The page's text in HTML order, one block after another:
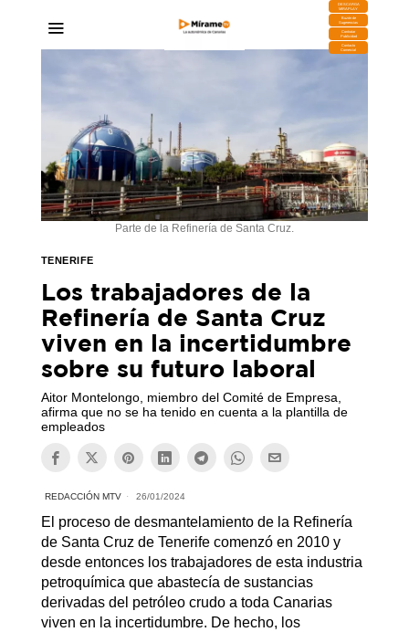
DESCARGA
MIRAPLAY
Buzón de
Sugerencias
Contratar
Publicidad
Contacto
Comercial
Parte de la Refinería de Santa Cruz.
TENERIFE
Los trabajadores de la
Refinería de Santa Cruz
viven en la incertidumbre
sobre su futuro laboral
Aitor Montelongo, miembro del Comité de Empresa,
afirma que no se ha tenido en cuenta a la plantilla de
empleados
REDACCIÓN MTV 26/01/2024
El proceso de desmantelamiento de la Refinería
de Santa Cruz de Tenerife comenzó en 2010 y
desde entonces los trabajadores de esta industria
petroquímica que abastecía de sustancias
derivadas del petróleo crudo a toda Canarias
viven en la incertidumbre. De hecho, los